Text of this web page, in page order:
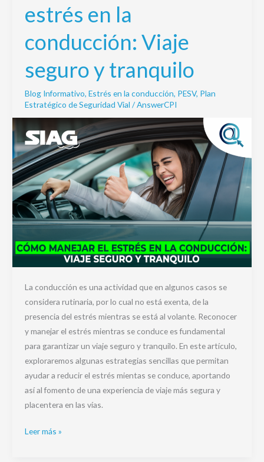
estrés en la
conducción: Viaje
seguro y tranquilo
Blog Informativo, Estrés en la conducción, PESV, Plan
Estratégico de Seguridad Vial /AnswerCPI
La conducción es una actividad que en algunos casos se
considera rutinaria, por lo cual no está exenta, de la
presencia del estrés mientras se está al volante. Reconocer
y manejar el estrés mientras se conduce es fundamental
para garantizar un viaje seguro y tranquilo. En este artículo,
exploraremos algunas estrategias sencillas que permitan
ayudar a reducir el estrés mientas se conduce, aportando
así al fomento de una experiencia de viaje más segura y
placentera en las vías.
el
estrés
en
la
conducción:
seguro
Leer más »